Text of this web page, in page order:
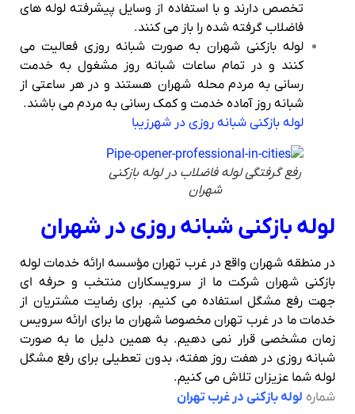
تخصص دارند و با استفاده از وسایل پیشرفته لوله های
فاضلاب گرفته شده را باز می کنند.
لوله بازکنی شهران به صورت شبانه روزی فعالیت می
کنند و در تمام ساعات شبانه روز مشغول به خدمت
رسانی به مردم محله شهران هستند و در هر ساعتی از
شبانه روز آماده خدمت و کمک رسانی به مردم می باشند.
لوله بازکنی شبانه روزی در شهرزیبا
رفع گرفتگی لوله فاضلاب در لوله بازکنی
شهران
لوله بازکنی شبانه روزی در شهران
در منطقه شهران واقع در غرب تهران مؤسسه ارائه خدمات لوله
بازکنی شهران شرکت ما از سرویسکاران منتخب و حرفه ای
جهت رفع مشگل استفاده می کنیم. برای رضایت مشتریان از
خدمات ما در غرب تهران مخصوصا شهران ما برای ارائه سرویس
زمان مشخصی قرار نمی دهیم. به همین دلیل ما به صورت
شبانه روزی در هفت روز هفته، بدون تعطیلی برای رفع مشگل
لوله شما عزیزان تلاش می کنیم.
شمارهلوله بازکنی در غرب تهران